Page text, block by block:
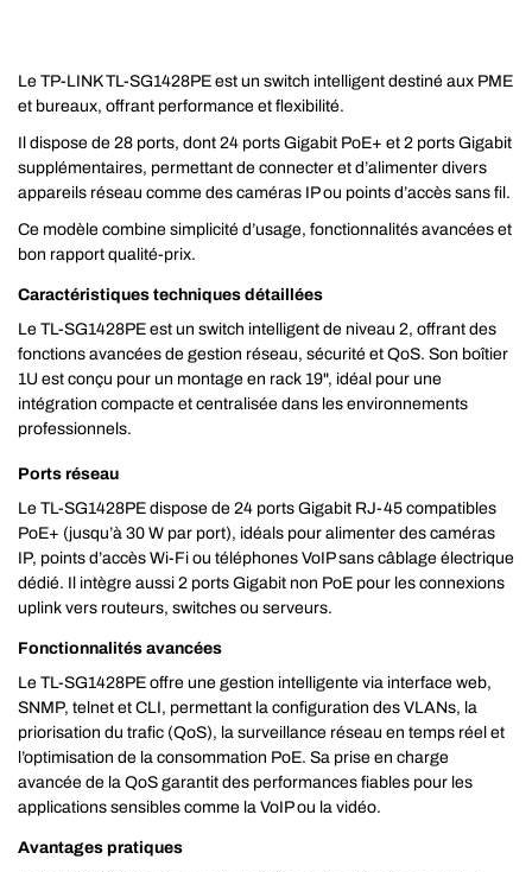
Le TP-LINK TL-SG1428PE est un switch intelligent destiné aux PME
et bureaux, offrant performance et flexibilité.
Il dispose de 28 ports, dont 24 ports Gigabit PoE+ et 2 ports Gigabit
supplémentaires, permettant de connecter et d’alimenter divers
appareils réseau comme des caméras IP ou points d’accès sans fil.
Ce modèle combine simplicité d’usage, fonctionnalités avancées et
bon rapport qualité-prix.
Caractéristiques techniques détaillées
Le TL-SG1428PE est un switch intelligent de niveau 2, offrant des
fonctions avancées de gestion réseau, sécurité et QoS. Son boîtier
1U est conçu pour un montage en rack 19", idéal pour une
intégration compacte et centralisée dans les environnements
professionnels.
Ports réseau
Le TL-SG1428PE dispose de 24 ports Gigabit RJ-45 compatibles
PoE+ (jusqu’à 30 W par port), idéals pour alimenter des caméras
IP, points d’accès Wi-Fi ou téléphones VoIP sans câblage électrique
dédié. Il intègre aussi 2 ports Gigabit non PoE pour les connexions
uplink vers routeurs, switches ou serveurs.
Fonctionnalités avancées
Le TL-SG1428PE offre une gestion intelligente via interface web,
SNMP, telnet et CLI, permettant la configuration des VLANs, la
priorisation du trafic (QoS), la surveillance réseau en temps réel et
l’optimisation de la consommation PoE. Sa prise en charge
avancée de la QoS garantit des performances fiables pour les
applications sensibles comme la VoIP ou la vidéo.
Avantages pratiques